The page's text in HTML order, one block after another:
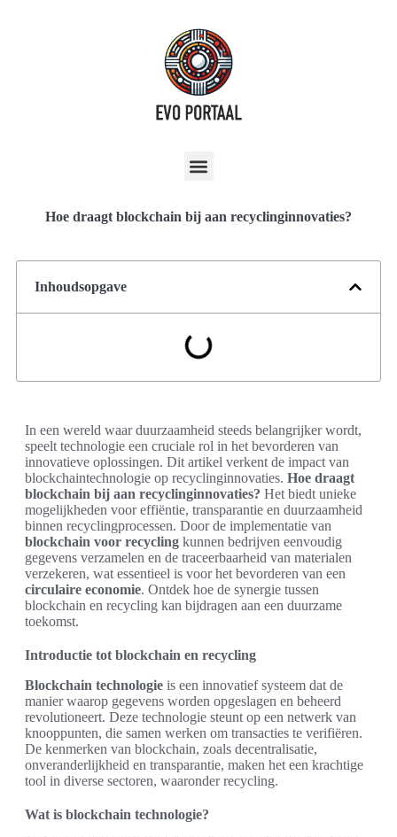
Hoe draagt blockchain bij aan recyclinginnovaties?
Inhoudsopgave
In een wereld waar duurzaamheid steeds belangrijker wordt,
speelt technologie een cruciale rol in het bevorderen van
innovatieve oplossingen. Dit artikel verkent de impact van
blockchaintechnologie op recyclinginnovaties. Hoe draagt
blockchain bij aan recyclinginnovaties? Het biedt unieke
mogelijkheden voor effiëntie, transparantie en duurzaamheid
binnen recyclingprocessen. Door de implementatie van
blockchain voor recycling kunnen bedrijven eenvoudig
gegevens verzamelen en de traceerbaarheid van materialen
verzekeren, wat essentieel is voor het bevorderen van een
circulaire economie. Ontdek hoe de synergie tussen
blockchain en recycling kan bijdragen aan een duurzame
toekomst.
Introductie tot blockchain en recycling
Blockchain technologie is een innovatief systeem dat de
manier waarop gegevens worden opgeslagen en beheerd
revolutioneert. Deze technologie steunt op een netwerk van
knooppunten, die samen werken om transacties te verifiëren.
De kenmerken van blockchain, zoals decentralisatie,
onveranderlijkheid en transparantie, maken het een krachtige
tool in diverse sectoren, waaronder recycling.
Wat is blockchain technologie?